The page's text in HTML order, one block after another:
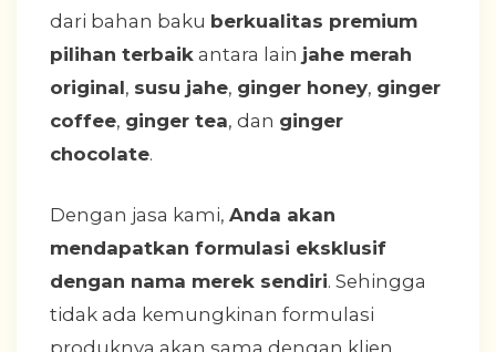
dari bahan baku berkualitas premium
pilihan terbaik antara lain jahe merah
original, susu jahe, ginger honey, ginger
coffee, ginger tea, dan ginger
chocolate.
Dengan jasa kami, Anda akan
mendapatkan formulasi eksklusif
dengan nama merek sendiri. Sehingga
tidak ada kemungkinan formulasi